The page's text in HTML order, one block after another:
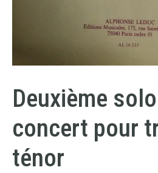
Deuxième
concert pour
ténor